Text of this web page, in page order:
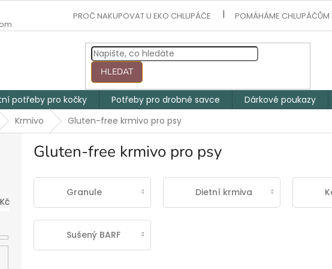
PROČ NAKUPOVAT U EKO CHLUPÁČE POMÁHÁME CHLUPÁČŮM
HLEDAT
potřeby pro kočky Potřeby pro drobné savce Dárkové poukazy
Krmivo Gluten-free krmivo pro psy
Kč
Gluten-free krmivo pro psy
Granule Dietní krmiva
Sušený BARF